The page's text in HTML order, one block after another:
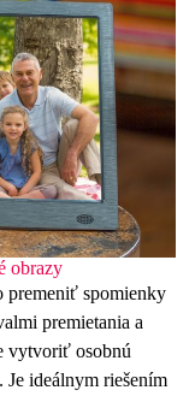
obrazy
premeniť spomienky
premietania a
vytvoriť osobnú
ideálnym riešením